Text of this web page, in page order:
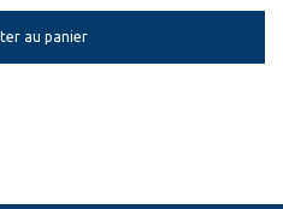
au panier